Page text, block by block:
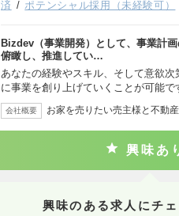
済 ポテンシャル採用（未経験可）
Bizdev（事業開発）として、事業計
俯瞰し、推進してい…
あなたの経験やスキル、そして意欲
に事業を創り上げていくことが可能
会社概要 お家を売りたい売主様と不動
興味あ
興味のある求人にチ